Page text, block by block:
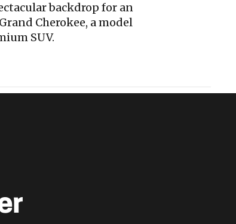
backdrop for an
Cherokee, a model
SUV.